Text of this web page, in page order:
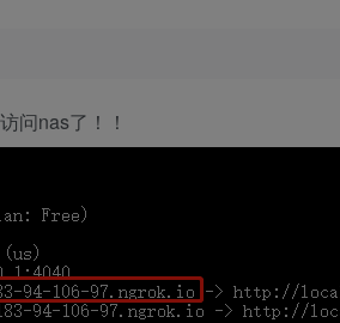
问nas了！！